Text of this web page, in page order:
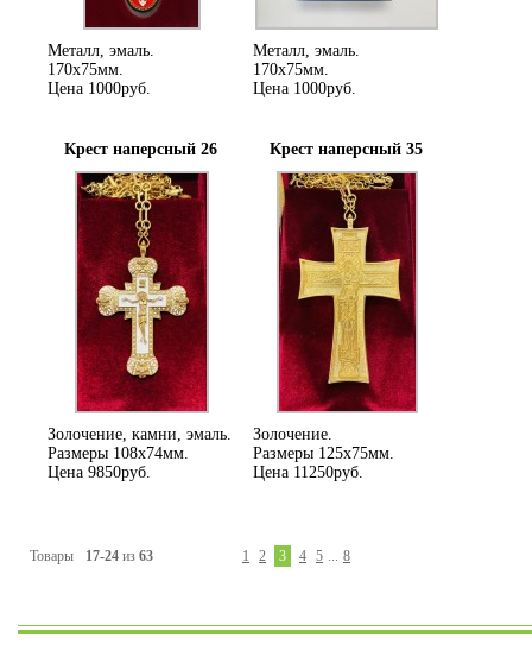
Металл, эмаль.
170х75мм.
Цена 1000руб.
Металл, эмаль.
170х75мм.
Цена 1000руб.
Крест наперсный 26
Золочение, камни, эмаль.
Размеры 108х74мм.
Цена 9850руб.
Крест наперсный 35
Золочение.
Размеры 125х75мм.
Цена 11250руб.
Товары 17-24 из 63 1 2 3 4 5 ... 8